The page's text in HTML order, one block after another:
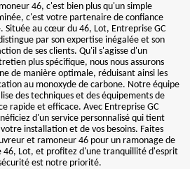
46, c'est bien plus qu'un simple
c'est votre partenaire de confiance
Située au cœur du 46, Lot, Entreprise GC
par son expertise inégalée et son
de ses clients. Qu'il s'agisse d'un
plus spécifique, nous nous assurons
de manière optimale, réduisant ainsi les
au monoxyde de carbone. Notre équipe
des techniques et des équipements de
rapide et efficace. Avec Entreprise GC
d'un service personnalisé qui tient
installation et de vos besoins. Faites
et ramoneur 46 pour un ramonage de
46, Lot, et profitez d'une tranquillité d'esprit
est notre priorité.